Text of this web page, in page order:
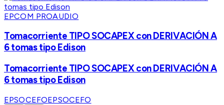
EPCOM PROAUDIO
Tomacorriente TIPO SOCAPEX con DERIVACIÓN A
6 tomas tipo Edison
Tomacorriente TIPO SOCAPEX con DERIVACIÓN A
6 tomas tipo Edison
EPSOCEFOEPSOCEFO